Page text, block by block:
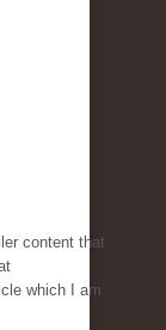
content that
which I am